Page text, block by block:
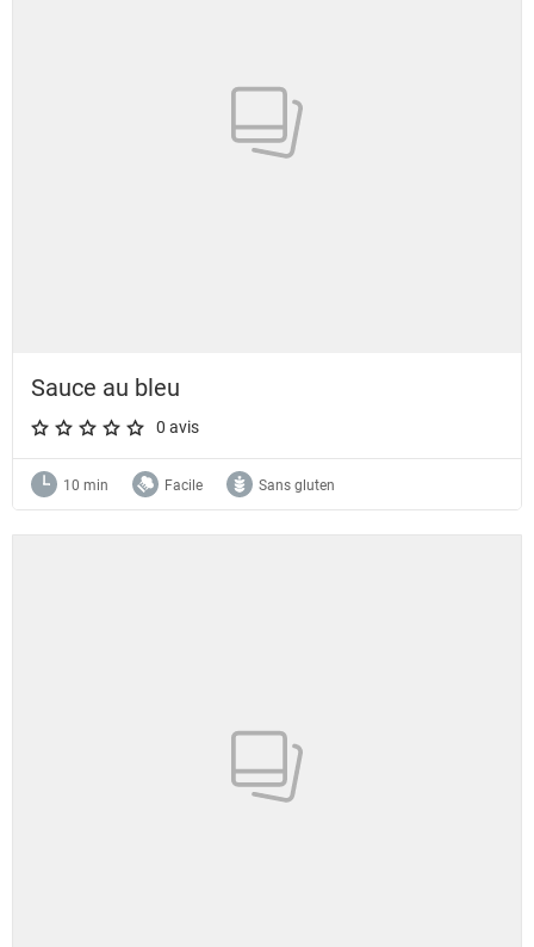
Sauce au bleu
A star rating of 0 out of 5.
0 avis
10 min Facile Sans gluten